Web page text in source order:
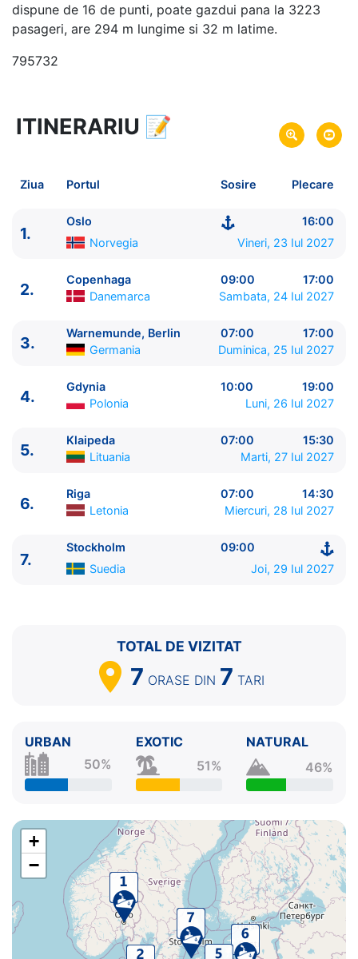
dispune de 16 de punti, poate gazdui pana la 3223
pasageri, are 294 m lungime si 32 m latime.
795732
7 zile vacanta de croaziera in
link oferta
Plecare pe 23 Iul 2027 Norvegia
MSC Cruises
ITINERARIU
----------------------------------------
1. Oslo Norvegia
Warnemunde, Berlin Germania 07:00 - 17:00
4.
Gdynia Polonia
ITINERARIU 📝
Ziua Portul Sosire Plecare
1.
Oslo
16:00
Norvegia
Vineri, 23 Iul 2027
2.
Copenhaga 09:00
17:00
Danemarca
Sambata, 24 Iul 2027
3.
Warnemunde, Berlin 07:00
17:00
Germania
Duminica, 25 Iul 2027
4.
Gdynia 10:00
19:00
Polonia
Luni, 26 Iul 2027
5.
Klaipeda 07:00
15:30
Lituania
Marti, 27 Iul 2027
6.
Riga 07:00
14:30
Letonia
Miercuri, 28 Iul 2027
7.
Stockholm
09:00
Suedia
Joi, 29 Iul 2027
TOTAL DE VIZITAT
7 ORASE DIN 7 TARI
URBAN
50%
EXOTIC
51%
NATURAL
46%
+
−